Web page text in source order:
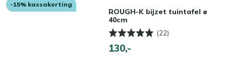
-15% kassakorting
ROUGH-K bijzet tuintafel ø
40cm
(22)
130,-